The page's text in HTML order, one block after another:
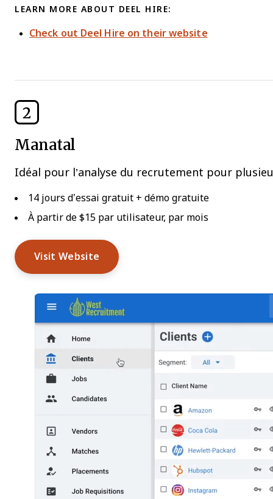
LEARN MORE ABOUT DEEL HIRE:
Check out Deel Hire on their website
2
Manatal
Idéal pour l’analyse du recrutement pour
14 jours d’essai gratuit + démo gratuite
À partir de $15 par utilisateur, par mois
Visit Website